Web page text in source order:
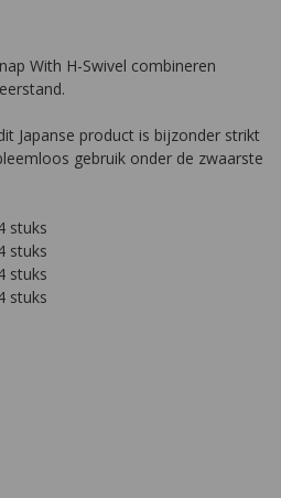
With H-Swivel combineren
Japanse product is bijzonder strikt
gebruik onder de zwaarste
stuks
stuks
stuks
stuks